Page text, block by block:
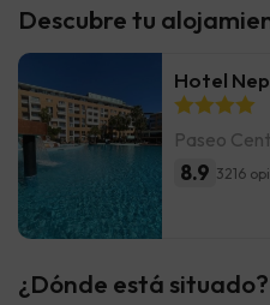
Descubre tu
Hotel
Paseo
8.9 3216
¿Dónde está situado?